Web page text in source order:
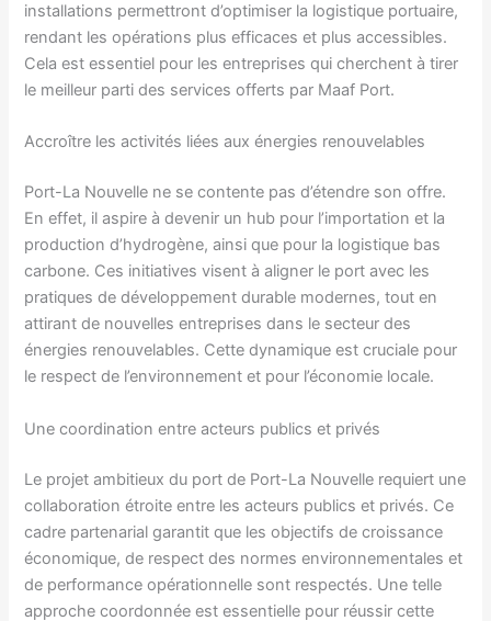
installations permettront d’optimiser la logistique portuaire,
rendant les opérations plus efficaces et plus accessibles.
Cela est essentiel pour les entreprises qui cherchent à tirer
le meilleur parti des services offerts par Maaf Port.
Accroître les activités liées aux énergies renouvelables
Port-La Nouvelle ne se contente pas d’étendre son offre.
En effet, il aspire à devenir un hub pour l’importation et la
production d’hydrogène, ainsi que pour la logistique bas
carbone. Ces initiatives visent à aligner le port avec les
pratiques de développement durable modernes, tout en
attirant de nouvelles entreprises dans le secteur des
énergies renouvelables. Cette dynamique est cruciale pour
le respect de l’environnement et pour l’économie locale.
Une coordination entre acteurs publics et privés
Le projet ambitieux du port de Port-La Nouvelle requiert une
collaboration étroite entre les acteurs publics et privés. Ce
cadre partenarial garantit que les objectifs de croissance
économique, de respect des normes environnementales et
de performance opérationnelle sont respectés. Une telle
approche coordonnée est essentielle pour réussir cette